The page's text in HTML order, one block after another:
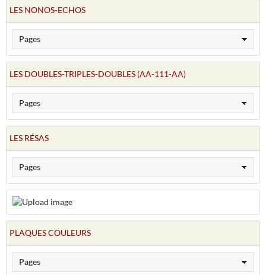
LES NONOS-ECHOS
LES DOUBLES-TRIPLES-DOUBLES (AA-111-AA)
LES RÉSAS
PLAQUES COULEURS